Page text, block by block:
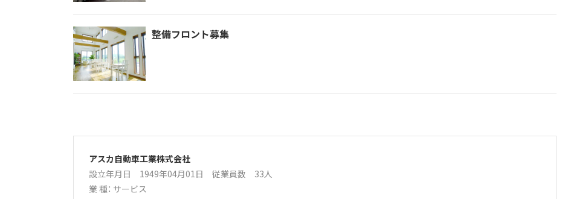
整備フロント募集
アスカ自動車工業株式会社
設立年月日 1949年04月01日 従業員数 33人
業 種： サービス